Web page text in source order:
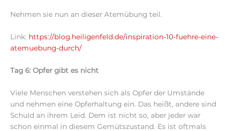
Nehmen sie nun an dieser Atemübung teil.
Link: https://blog.heiligenfeld.de/inspiration-10-fuehre-eine-
atemuebung-durch/
Tag 6: Opfer gibt es nicht
Viele Menschen verstehen sich als Opfer der Umstände
und nehmen eine Opferhaltung ein. Das heißt, andere sind
Schuld an ihrem Leid. Dem ist nicht so, aber jeder war
schon einmal in diesem Gemütszustand. Es ist oftmals